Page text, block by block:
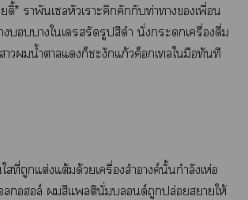
ดิ้” าพันเลหัวเราะคิกคักกับท่าาเพื่อน
าใเรัดรูปสีดำ นั่งะเครื่องดื่ม
าน้ำาแก็ชะงักแก้วค็อกเทลใมือทันที
ที่ถูกแต่งแต้มด้วยเครื่องสำอางค์นั้นกำลังเห่อ
ลกอฮอล์ สีแลตินั่มบด์ถูกปล่อยาให้